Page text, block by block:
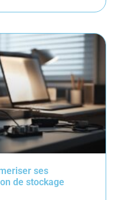
ses
de stockage